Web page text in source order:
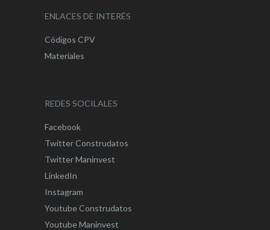
ENLACES DE INTERÉS
Códigos CPV
Materiales
REDES SOCILALES
Facebook
Twitter Construdatos
Twitter Maninvest
LinkedIn
Instagram
Youtube Construdatos
Youtube Maninvest